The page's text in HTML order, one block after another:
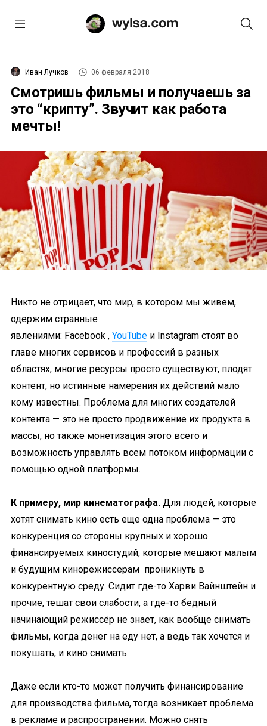
Иван Лучков 06 февраля 2018
Смотришь фильмы и получаешь за
это “крипту”. Звучит как работа
мечты!
Никто не отрицает, что мир, в котором мы живем,
одержим странные
явлениями: Facebook , YouTube и Instagram стоят во
главе многих сервисов и профессий в разных
областях, многие ресурсы просто существуют, плодят
контент, но истинные намерения их действий мало
кому известны. Проблема для многих создателей
контента — это не просто продвижение их продукта в
массы, но также монетизация этого всего и
возможность управлять всем потоком информации с
помощью одной платформы.
К примеру, мир кинематографа. Для людей, которые
хотят снимать кино есть еще одна проблема — это
конкуренция со стороны крупных и хорошо
финансируемых киностудий, которые мешают малым
и будущим кинорежиссерам проникнуть в
конкурентную среду. Сидит где-то Харви Вайнштейн и
прочие, тешат свои слабости, а где-то бедный
начинающий режиссёр не знает, как вообще снимать
фильмы, когда денег на еду нет, а ведь так хочется и
покушать, и кино снимать.
Даже если кто-то может получить финансирование
для производства фильма, тогда возникает проблема
в рекламе и распространении. Можно снять